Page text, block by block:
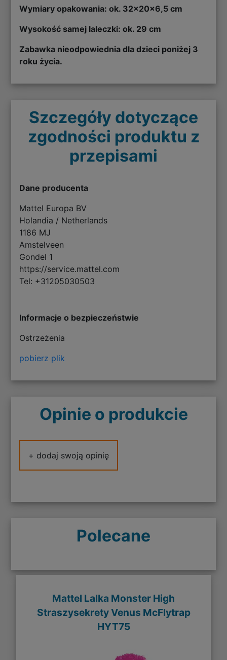
Wymiary opakowania: ok. 32x20x6,5 cm
Wysokość samej laleczki: ok. 29 cm
Zabawka nieodpowiednia dla dzieci poniżej 3
roku życia.
Szczegóły dotyczące
zgodności produktu z
przepisami
Dane producenta
Mattel Europa BV
Holandia / Netherlands
1186 MJ
Amstelveen
Gondel 1
https://service.mattel.com
Tel: +31205030503
Informacje o bezpieczeństwie
Ostrzeżenia
pobierz plik
Opinie o produkcie
+ dodaj swoją opinię
Polecane
Mattel Lalka Monster High
Straszysekrety Venus McFlytrap
HYT75